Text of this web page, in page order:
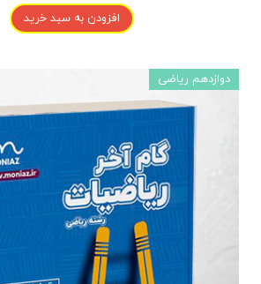
افزودن به سبد خرید
دوازدهم ریاضی